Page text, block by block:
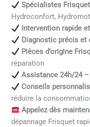
Spécialistes Frisquet
Hydroconfort,
Intervention rapide
Diagnostic précis et
Pièces d’origine
réparation
Assistance 24h/24
Conseils
réduire la
Appelez dès
dépannage Frisquet